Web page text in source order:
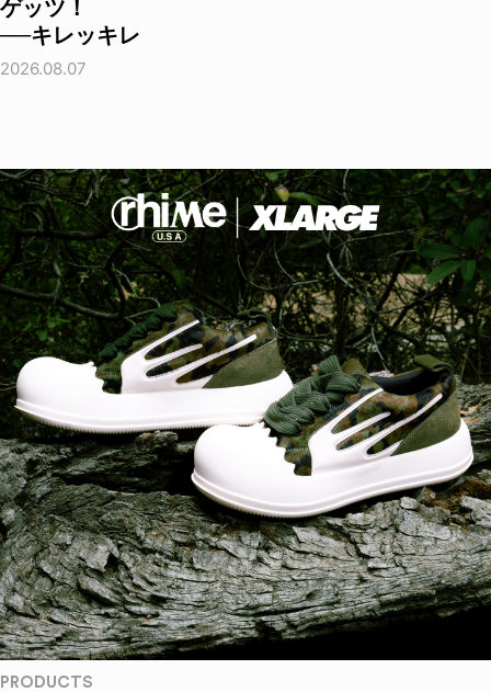
ゲッツ！
──キレッキレ
2026.08.07
PRODUCTS